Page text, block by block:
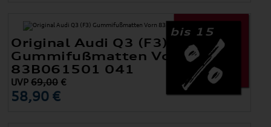
bis 15
Original Audi Q3 (F3)
Gummifußmatten Vorn
83B061501 041
UVP69,00 €
58,90 €